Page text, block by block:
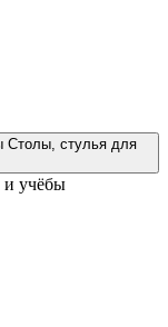
Столы, стулья для